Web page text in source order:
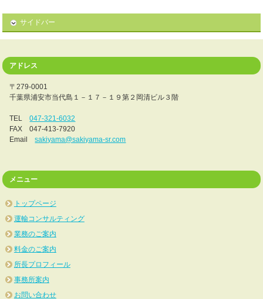
サイドバー
アドレス
〒279-0001
千葉県浦安市当代島１－１７－１９第２岡清ビル３階
TEL047-321-6032
FAX 047-413-7920
Emailsakiyama@sakiyama-sr.com
メニュー
トップページ
運輸コンサルティング
業務のご案内
料金のご案内
所長プロフィール
事務所案内
お問い合わせ